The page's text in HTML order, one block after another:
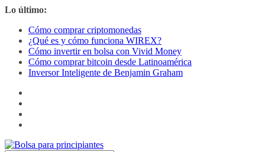
Saltar
contenido
Lo último:
Cómo comprar criptomonedas
¿Qué es y cómo funciona WIREX?
Cómo invertir en bolsa con Vivid Money
Cómo comprar bitcoin desde Latinoamérica
Inversor Inteligente de Benjamin Graham